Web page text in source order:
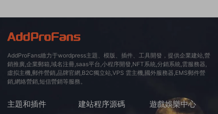
AddProFans緻力于wordpress主題、模版、插件、工具開發，提供企業建站,營
銷推廣,企業郵箱,域名注冊,saas平台,小程序開發,NFT系統,分銷系統,雲服務器,
虛拟主機,郵件營銷,品牌官網,B2C獨立站,VPS 雲主機,國外服務器,EMS郵件營
銷,網絡營銷,短信營銷等服務。
主題和插件 建站程序源碼 遊戲娛樂中心